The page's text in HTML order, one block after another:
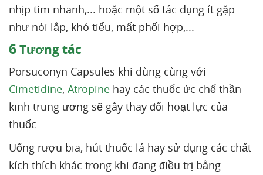
nhịp tim nhanh,... hoặc một số tác dụng ít gặp
như nói lắp, khó tiểu, mất phối hợp,...
6Tương tác
Porsuconyn Capsules khi dùng cùng với
Cimetidine, Atropine hay các thuốc ức chế thần
kinh trung ương sẽ gây thay đổi hoạt lực của
thuốc
Uống rượu bia, hút thuốc lá hay sử dụng các chất
kích thích khác trong khi đang điều trị bằng